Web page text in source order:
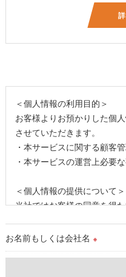
＜個人情報の利用目的＞
お客様よりお預かりした個
させていただきます。
・本サービスに関する顧客
・本サービスの運営上必要
＜個人情報の提供について＞
当社ではお客様の同意を得
取得した個人情報を第三者
お名前もしくは会社名 ※